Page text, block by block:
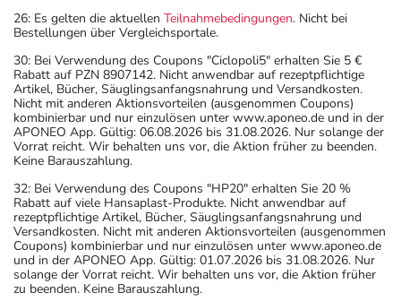
26: Es gelten die aktuellen Teilnahmebedingungen. Nicht bei
Bestellungen über Vergleichsportale.
30: Bei Verwendung des Coupons "Ciclopoli5" erhalten Sie 5 €
Rabatt auf PZN 8907142. Nicht anwendbar auf rezeptpflichtige
Artikel, Bücher, Säuglingsanfangsnahrung und Versandkosten.
Nicht mit anderen Aktionsvorteilen (ausgenommen Coupons)
kombinierbar und nur einzulösen unter www.aponeo.de und in der
APONEO App. Gültig: 06.08.2026 bis 31.08.2026. Nur solange der
Vorrat reicht. Wir behalten uns vor, die Aktion früher zu beenden.
Keine Barauszahlung.
32: Bei Verwendung des Coupons "HP20" erhalten Sie 20 %
Rabatt auf viele Hansaplast-Produkte. Nicht anwendbar auf
rezeptpflichtige Artikel, Bücher, Säuglingsanfangsnahrung und
Versandkosten. Nicht mit anderen Aktionsvorteilen (ausgenommen
Coupons) kombinierbar und nur einzulösen unter www.aponeo.de
und in der APONEO App. Gültig: 01.07.2026 bis 31.08.2026. Nur
solange der Vorrat reicht. Wir behalten uns vor, die Aktion früher
zu beenden. Keine Barauszahlung.